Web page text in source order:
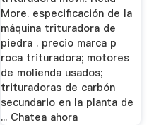
More. especificación de la
máquina trituradora de
piedra . precio marca p
roca trituradora; motores
de molienda usados;
trituradoras de carbón
secundario en la planta de
... Chatea ahora